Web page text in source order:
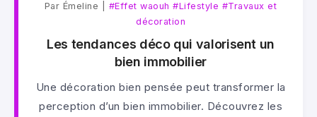
Par Émeline | #Effet waouh#Lifestyle #Travaux et
décoration
Les tendances déco qui valorisent un
bien immobilier
Une décoration bien pensée peut transformer la
perception d’un bien immobilier. Découvrez les